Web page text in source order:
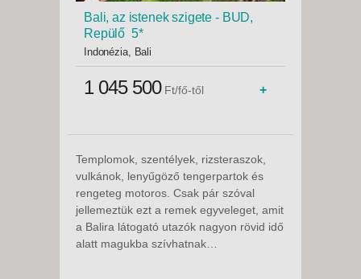
Bali, az istenek szigete - BUD,
Repülő 5*
Indonézia, Bali
1 045 500 Ft/fő-től +
Templomok, szentélyek, rizsteraszok,
vulkánok, lenyűgöző tengerpartok és
rengeteg motoros. Csak pár szóval
jellemeztük ezt a remek egyveleget, amit
a Balira látogató utazók nagyon rövid idő
alatt magukba szívhatnak…